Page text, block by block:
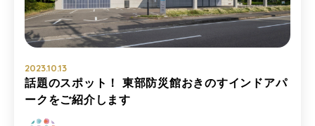
2023.10.13
話題のスポット！ 東部防災館おきのすインドアパ
ークをご紹介します